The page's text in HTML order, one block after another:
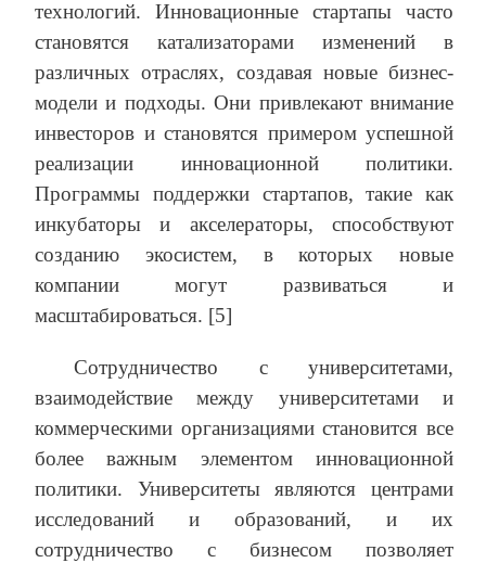
технологий. Инновационные стартапы часто
становятся катализаторами изменений в
различных отраслях, создавая новые бизнес-
модели и подходы. Они привлекают внимание
инвесторов и становятся примером успешной
реализации инновационной политики.
Программы поддержки стартапов, такие как
инкубаторы и акселераторы, способствуют
созданию экосистем, в которых новые
компании могут развиваться и
масштабироваться. [5]
Сотрудничество с университетами,
взаимодействие между университетами и
коммерческими организациями становится все
более важным элементом инновационной
политики. Университеты являются центрами
исследований и образований, и их
сотрудничество с бизнесом позволяет